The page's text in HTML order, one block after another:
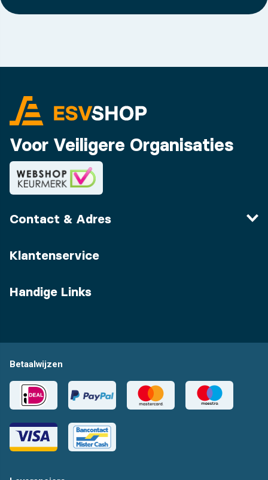
Voor Veiligere Organisaties
Contact & Adres
Klantenservice
Handige Links
Betaalwijzen